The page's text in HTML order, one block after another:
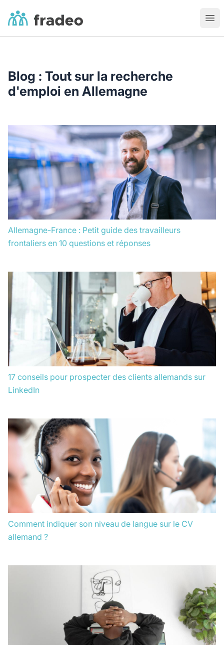
Fradeo
Blog : Tout sur la recherche
d'emploi en Allemagne
Allemagne-France : Petit guide des travailleurs
frontaliers en 10 questions et réponses
17 conseils pour prospecter des clients allemands sur
LinkedIn
Comment indiquer son niveau de langue sur le CV
allemand ?